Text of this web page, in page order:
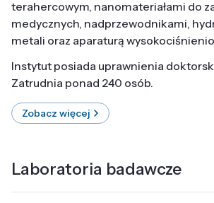
terahercowym, nanomateriałami do
medycznych, nadprzewodnikami,
metali oraz aparaturą
Instytut posiada uprawnienia
Zatrudnia ponad 240 osób.
Zobacz więcej
Laboratoria badawcze